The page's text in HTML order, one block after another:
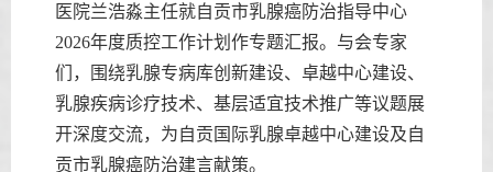
医院兰浩淼主任就自贡市乳腺癌防治指导中心
2026年度质控工作计划作专题汇报。与会专家
们，围绕乳腺专病库创新建设、卓越中心建设、
乳腺疾病诊疗技术、基层适宜技术推广等议题展
开深度交流，为自贡国际乳腺卓越中心建设及自
贡市乳腺癌防治建言献策。